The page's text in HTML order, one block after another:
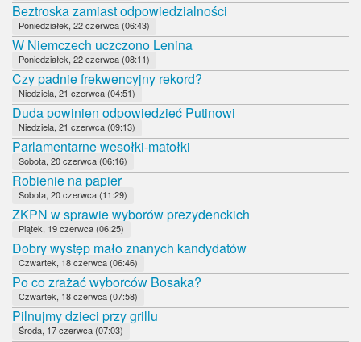
Beztroska zamiast odpowiedzialności
Poniedziałek, 22 czerwca (06:43)
W Niemczech uczczono Lenina
Poniedziałek, 22 czerwca (08:11)
Czy padnie frekwencyjny rekord?
Niedziela, 21 czerwca (04:51)
Duda powinien odpowiedzieć Putinowi
Niedziela, 21 czerwca (09:13)
Parlamentarne wesołki-matołki
Sobota, 20 czerwca (06:16)
Robienie na papier
Sobota, 20 czerwca (11:29)
ZKPN w sprawie wyborów prezydenckich
Piątek, 19 czerwca (06:25)
Dobry występ mało znanych kandydatów
Czwartek, 18 czerwca (06:46)
Po co zrażać wyborców Bosaka?
Czwartek, 18 czerwca (07:58)
Pilnujmy dzieci przy grillu
Środa, 17 czerwca (07:03)